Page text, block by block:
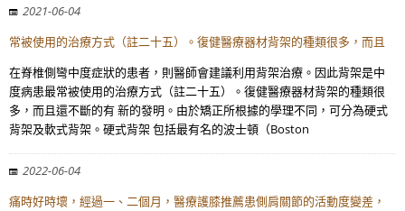
2021-06-04
常被使用的治療方式（註二十五）。復健醫療器材背架的種類很多，而且
在脊椎側彎中度症狀的患者，則醫師會建議利用背架治療。因此背架是中
度病患最常被使用的治療方式（註二十五）。復健醫療器材背架的種類很
多，而且還不斷的有 新的發明。由於矯正所根據的學理不同，可分為硬式
背架及軟式背架。硬式背架 包括最有名的波士頓（Boston
2022-06-04
痛時好時壞，經過一、二個月，醫療護膝推薦患側肩關節的活動度變差，